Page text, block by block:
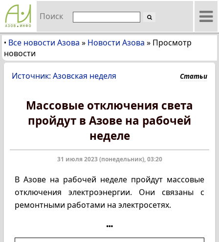
Поиск
• Все новости Азова » Новости Азова » Просмотр
новости
Источник: Азовская неделя Статьи
Массовые отключения света
пройдут в Азове на рабочей
неделе
31 июля 2023 (понедельник), 03:20
В Азове на рабочей неделе пройдут массовые
отключения электроэнергии. Они связаны с
ремонтными работами на электросетях.